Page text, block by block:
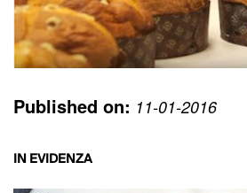
Published on: 11-01-2016
IN EVIDENZA